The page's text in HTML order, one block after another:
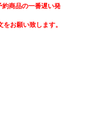
商品の一番遅い発
お願い致します。